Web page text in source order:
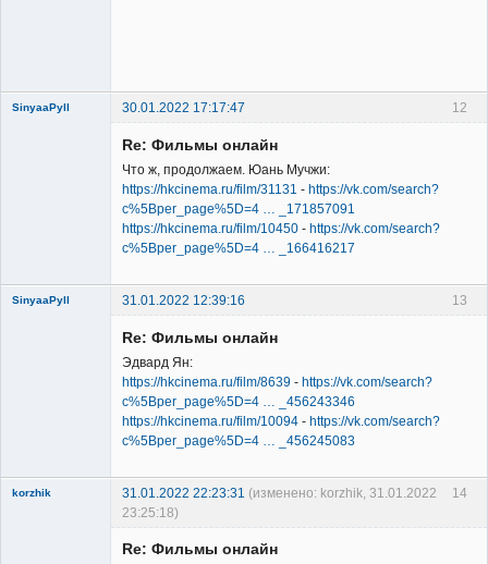
12
SinyaaPyll 30.01.2022 17:17:47
Re: Фильмы онлайн
Что ж, продолжаем. Юань Мучжи:
https://hkcinema.ru/film/31131 - https://vk.com/search?
c%5Bper_page%5D=4 … _171857091
https://hkcinema.ru/film/10450 - https://vk.com/search?
c%5Bper_page%5D=4 … _166416217
13
SinyaaPyll 31.01.2022 12:39:16
Re: Фильмы онлайн
Эдвард Ян:
https://hkcinema.ru/film/8639 - https://vk.com/search?
c%5Bper_page%5D=4 … _456243346
https://hkcinema.ru/film/10094 - https://vk.com/search?
c%5Bper_page%5D=4 … _456245083
14
korzhik 31.01.2022 22:23:31 (изменено: korzhik, 31.01.2022
23:25:18)
Re: Фильмы онлайн